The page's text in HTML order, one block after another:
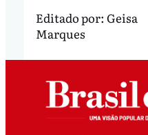
Editado por: Geisa
Marques